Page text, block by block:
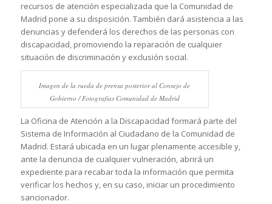
recursos de atención especializada que la Comunidad de
Madrid pone a su disposición. También dará asistencia a las
denuncias y defenderá los derechos de las personas con
discapacidad, promoviendo la reparación de cualquier
situación de discriminación y exclusión social.
Imagen de la rueda de prensa posterior al Consejo de
Gobierno / Fotografías Comunidad de Madrid
La Oficina de Atención a la Discapacidad formará parte del
Sistema de Información al Ciudadano de la Comunidad de
Madrid. Estará ubicada en un lugar plenamente accesible y,
ante la denuncia de cualquier vulneración, abrirá un
expediente para recabar toda la información que permita
verificar los hechos y, en su caso, iniciar un procedimiento
sancionador.